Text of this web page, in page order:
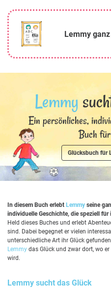
Lemmy
Lemmy
Ein persönliches,
Buch
Glücksbuch für
In diesem Buch erlebt Lemmy seine
individuelle Geschichte, die speziell für
Held dieses Buches und erlebt
sind. Dabei begegnet er vielen
unterschiedliche Art ihr Glück
Lemmy das Glück und zwar dort, wo
wird.
Lemmy sucht das Glück